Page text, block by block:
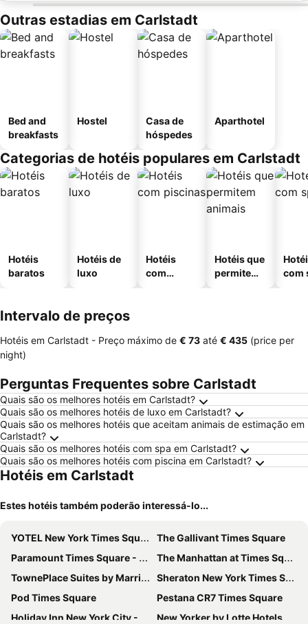
Outras estadias em Carlstadt
Bed and
breakfasts
Hostel
Casa de
hóspedes
Aparthotel
Categorias de hotéis populares em Carlstadt
Hotéis
baratos
Hotéis de
luxo
Hotéis
com
Hotéis que
permitem
com
Intervalo de preços
Hotéis em Carlstadt - Preço máximo de ‎€ 73 até ‎€ 435 (price per
night)
Perguntas Frequentes sobre Carlstadt
Quais são os melhores hotéis em Carlstadt?
Quais são os melhores hotéis de luxo em Carlstadt?
Quais são os melhores hotéis que aceitam animais de estimação em
Carlstadt?
Quais são os melhores hotéis com spa em Carlstadt?
Quais são os melhores hotéis com piscina em Carlstadt?
Hotéis em Carlstadt
Estes hotéis também poderão interessá-lo...
YOTEL New York Times Square
The Gallivant Times Square
Paramount Times Square - A Generator Hotel
The Manhattan at Times Square Hotel
TownePlace Suites by Marriott New York Long Island City/Manhattan View
Sheraton New York Times Square Hotel
Pod Times Square
Pestana CR7 Times Square
Holiday Inn New York City - Times Square By Ihg
New Yorker by Lotte Hotels